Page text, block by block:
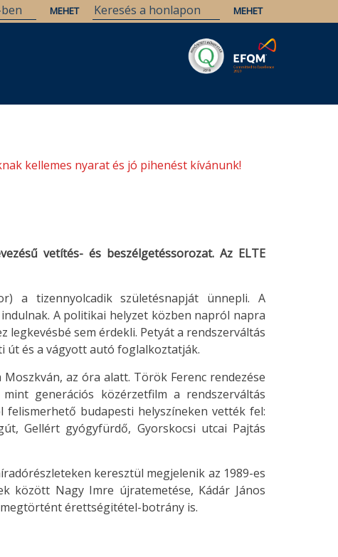
kellemes nyarat és jó pihenést kívánunk!
vetítés- és beszélgetéssorozat. Az ELTE
a tizennyolcadik születésnapját ünnepli. A
A politikai helyzet közben napról napra
sem érdekli. Petyát a rendszerváltás
út és a vágyott autó foglalkoztatják.
az óra alatt. Török Ferenc rendezése
generációs közérzetfilm a rendszerváltás
felismerhető budapesti helyszíneken vették fel:
Gellért gyógyfürdő, Gyorskocsi utcai Pajtás
keresztül megjelenik az 1989-es
között Nagy Imre újratemetése, Kádár János
megtörtént érettségitétel-botrány is.